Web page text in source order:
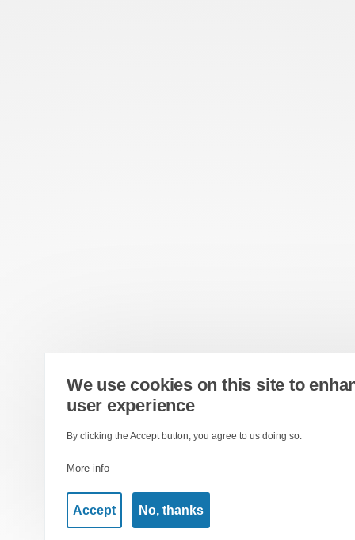
We use cookies on this site to
user experience
By clicking the Accept button, you agree to us doing so.
More info
Accept No, thanks